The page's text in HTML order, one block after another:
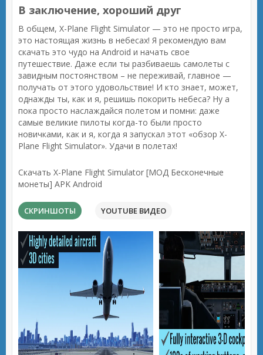
В заключение, хороший друг
В общем, X-Plane Flight Simulator — это не просто игра,
это настоящая жизнь в небесах! Я рекомендую вам
скачать это чудо на Android и начать свое
путешествие. Даже если ты разбиваешь самолеты с
завидным постоянством – не переживай, главное —
получать от этого удовольствие! И кто знает, может,
однажды ты, как и я, решишь покорить небеса? Ну а
пока просто наслаждайся полетом и помни: даже
самые великие пилоты когда-то были просто
новичками, как и я, когда я запускал этот «обзор X-
Plane Flight Simulator». Удачи в полетах!
Скачать X-Plane Flight Simulator [МОД Бесконечные
монеты] APK Android
СКРИНШОТЫ YOUTUBE ВИДЕО